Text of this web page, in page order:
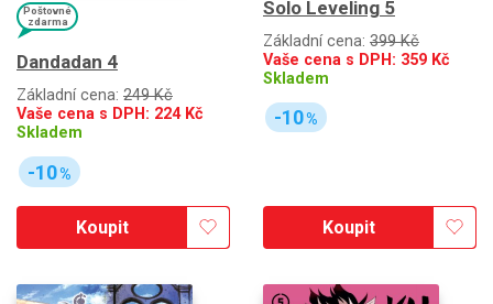
Poštovné
zdarma
Dandadan 4
Základní cena: 249 Kč
Vaše cena s DPH: 224Kč
Skladem
-10%
Koupit
Solo Leveling 5
Základní cena: 399 Kč
Vaše cena s DPH: 359 Kč
Skladem
-10%
Koupit